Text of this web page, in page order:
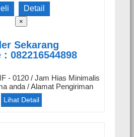
Detail
×
Sekarang
: 082216544898
- 0120 / Jam Hias Minimalis
anda / Alamat Pengiriman
Lihat Detail